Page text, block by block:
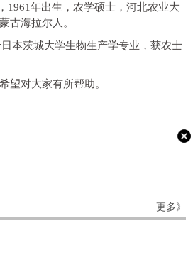
1961年出生，农学硕士，河北农业大
古海拉尔人。
本茨城大学生物生产学专业，获农士
望对大家有所帮助。
更多》